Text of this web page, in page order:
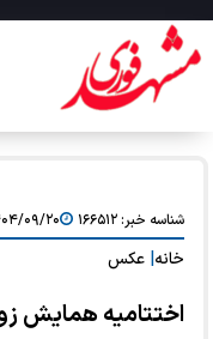
شناسه خبر:۱۶۶۵۱۲ ۱۴۰۴/۰۹/۲۰
خانه عکس
اختتامیه همایش